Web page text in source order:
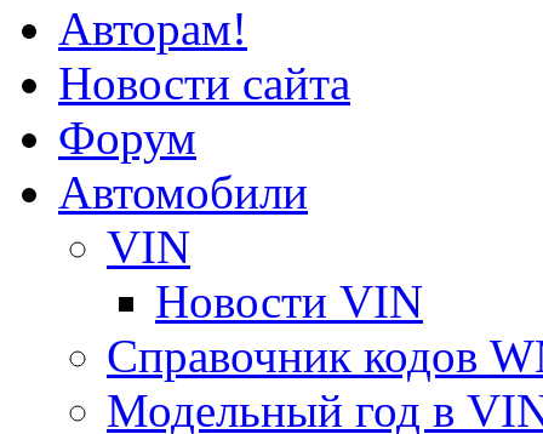
Авторам!
Новости сайта
Форум
Автомобили
VIN
Новости VIN
Справочник кодов
Модельный год в